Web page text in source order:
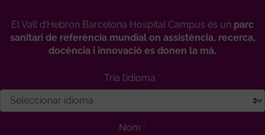
El Vall d’Hebron Barcelona Hospital Campus és un parc
sanitari de referència mundial on assistència, recerca,
docència i innovació es donen la mà.
Tria l’idioma
Nom